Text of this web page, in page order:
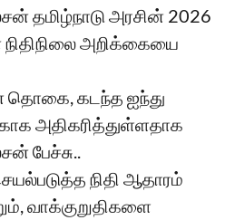
தமிழ்நாடு அரசின் 2026
அறிக்கையை
தொகை, கடந்த ஐந்து
அதிகரித்துள்ளதாக
பேச்சு..
நிதி ஆதாரம்
வாக்குறுதிகளை